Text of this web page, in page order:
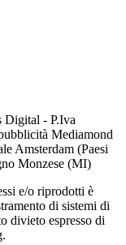
Digital - P.Iva
Mediamond
Amsterdam (Paesi
Monzese (MI)
e/o riprodotti è
di sistemi di
divieto espresso di